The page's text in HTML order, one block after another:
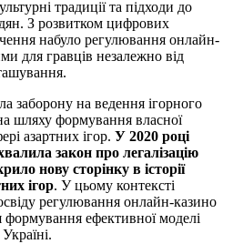
традиції та підходи до
З розвитком цифрових
набуло регулювання онлайн-
для гравців незалежно від
заборону на ведення ігорного
шляху формування власної
азартних ігор. У 2020 році
закон про легалізацію
нову сторінку в історії
ігор. У цьому контексті
регулювання онлайн-казино
ефективної моделі